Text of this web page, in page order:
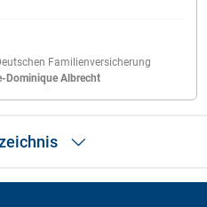
Familienversicherung
Dominique Albrecht